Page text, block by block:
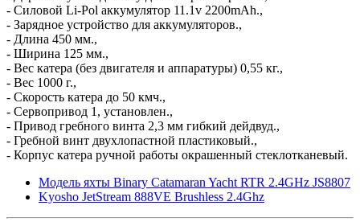
- Силовой Li-Pol аккумулятор 11.1v 2200mAh.,
- Зарядное устройство для аккумуляторов.,
- Длина 450 мм.,
- Ширина 125 мм.,
- Вес катера (без двигателя и аппаратуры) 0,55 кг.,
- Вес 1000 г.,
- Скорость катера до 50 кмч.,
- Сервопривод 1, установлен.,
- Привод гребного винта 2,3 мм гибкий дейдвуд.,
- Гребной винт двухлопастной пластиковый.,
- Корпус катера ручной работы окрашенный стеклотканевый.
Модель яхты Binary Catamaran Yacht RTR 2.4GHz JS8807
Kyosho JetStream 888VE Brushless 2.4Ghz